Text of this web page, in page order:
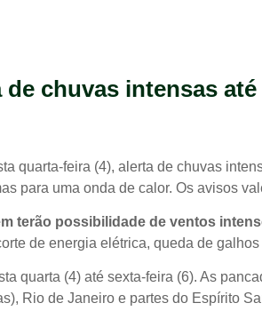
chuvas intensas até
quarta-feira (4), alerta de chuvas
para uma onda de calor. Os avisos
terão possibilidade de ventos
de energia elétrica, queda de
quarta (4) até sexta-feira (6). As
Rio de Janeiro e partes do Espírito